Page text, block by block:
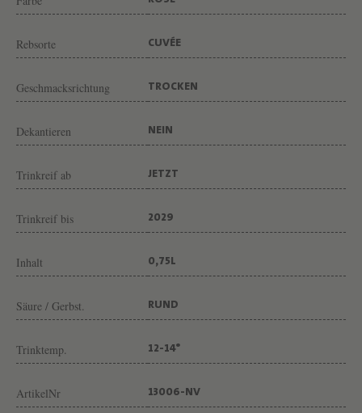
N
W
E
I
N
G
U
T
E
J
S
Rebsorte CUVÉE
Geschmacksrichtung TROCKEN
Dekantieren NEIN
Trinkreif ab JETZT
Trinkreif bis 2029
Inhalt 0,75L
Säure / Gerbst. RUND
Trinktemp. 12-14°
ArtikelNr 13006-NV